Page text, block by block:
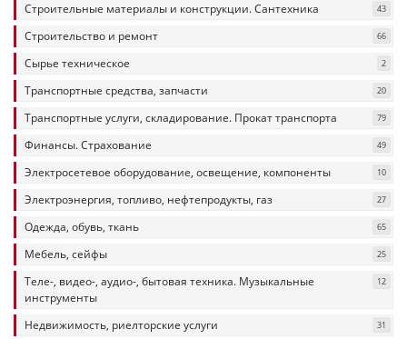
Строительные материалы и конструкции. Сантехника 43
Строительство и ремонт 66
Сырье техническое 2
Транспортные средства, запчасти 20
Транспортные услуги, складирование. Прокат транспорта 79
Финансы. Страхование 49
Электросетевое оборудование, освещение, компоненты 10
Электроэнергия, топливо, нефтепродукты, газ 27
Одежда, обувь, ткань 65
Мебель, сейфы 25
Теле-, видео-, аудио-, бытовая техника. Музыкальные
инструменты
12
Недвижимость, риелторские услуги 31